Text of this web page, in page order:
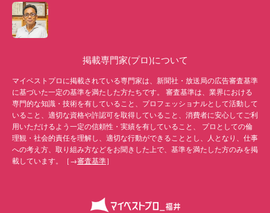
掲載専門家(プロ)について
マイベストプロに掲載されている専門家は、新聞社・放送局の広告審査基準
に基づいた一定の基準を満たした方たちです。 審査基準は、業界における
専門的な知識・技術を有していること、プロフェッショナルとして活動して
いること、適切な資格や許認可を取得していること、消費者に安心してご利
用いただけるよう一定の信頼性・実績を有していること、 プロとしての倫
理観・社会的責任を理解し、適切な行動ができることとし、人となり、仕事
への考え方、取り組み方などをお聞きした上で、基準を満たした方のみを掲
載しています。［→審査基準］